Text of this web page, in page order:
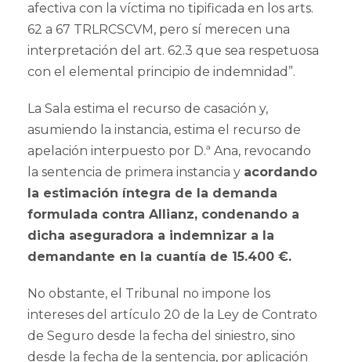
afectiva con la víctima no tipificada en los arts.
62 a 67 TRLRCSCVM, pero sí merecen una
interpretación del art. 62.3 que sea respetuosa
con el elemental principio de indemnidad”.
La Sala estima el recurso de casación y,
asumiendo la instancia, estima el recurso de
apelación interpuesto por D.ª Ana, revocando
la sentencia de primera instancia y acordando
la estimación íntegra de la demanda
formulada contra Allianz, condenando a
dicha aseguradora a indemnizar a la
demandante en la cuantía de 15.400 €.
No obstante, el Tribunal no impone los
intereses del artículo 20 de la Ley de Contrato
de Seguro desde la fecha del siniestro, sino
desde la fecha de la sentencia, por aplicación